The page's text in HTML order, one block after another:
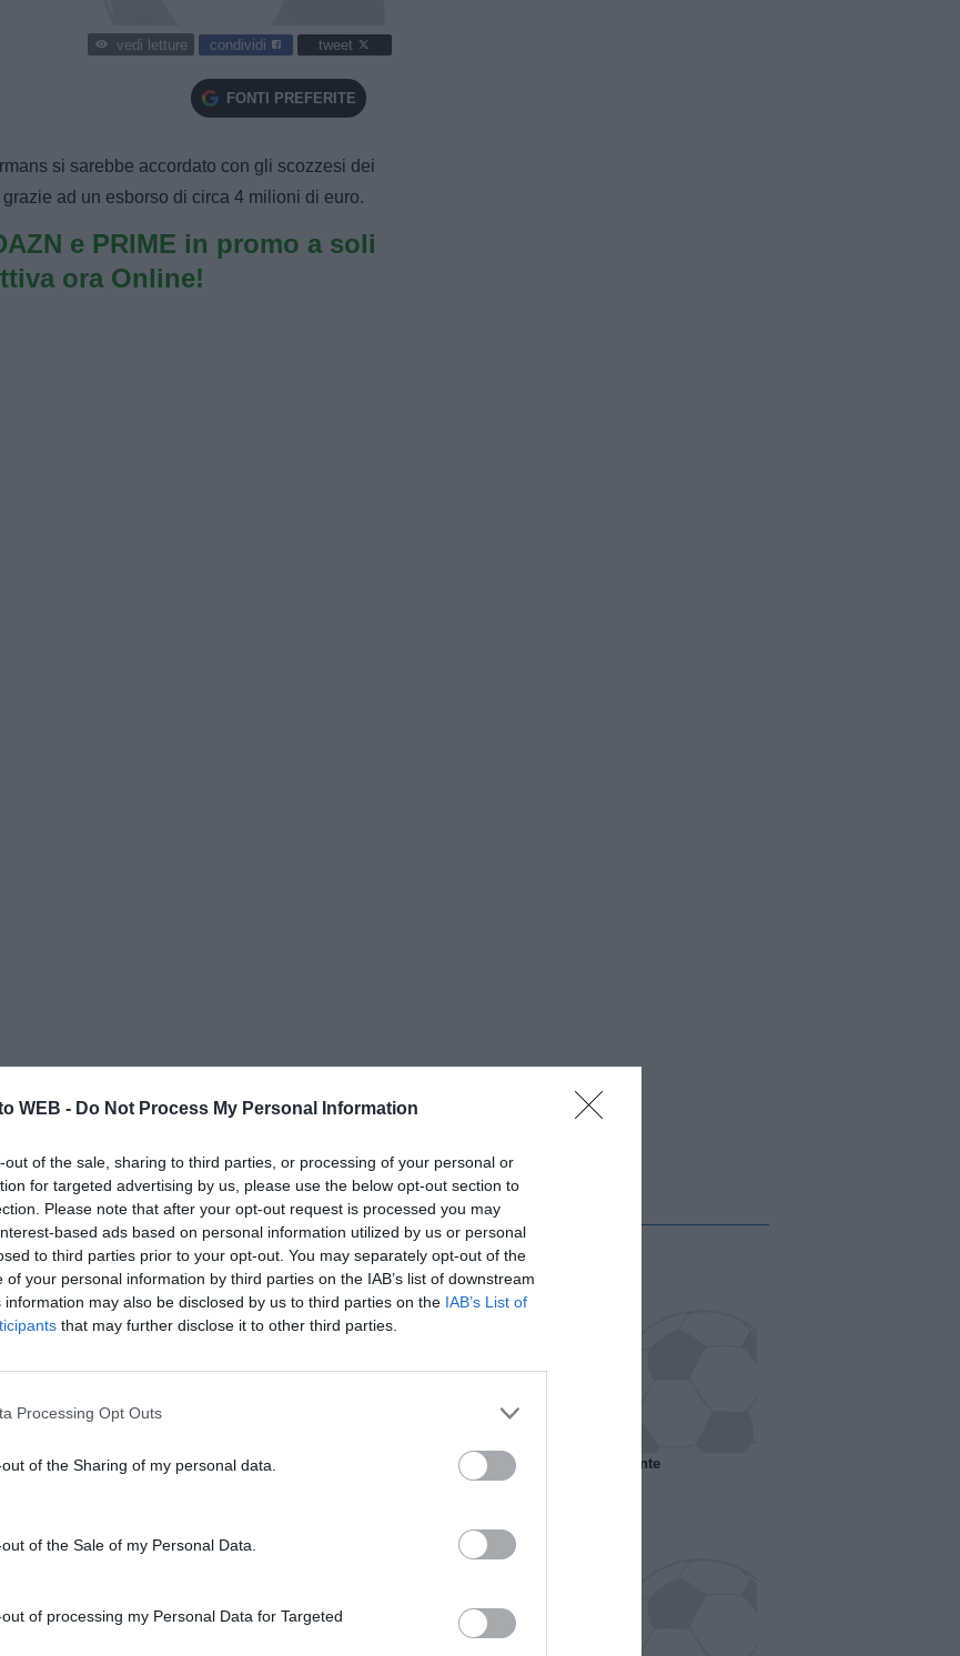
WEB - Do Not Process My Personal Information
out of the sale, sharing to third parties, or processing of your personal or
for targeted advertising by us, please use the below opt-out section to
Please note that after your opt-out request is processed you may
based ads based on personal information utilized by us or personal
to third parties prior to your opt-out. You may separately opt-out of the
of your personal information by third parties on the IAB’s list of downstream
information may also be disclosed by us to third parties on the IAB’s List of
that may further disclose it to other third parties.
Processing Opt Outs
of the Sharing of my personal data.
of the Sale of my Personal Data.
of processing my Personal Data for Targeted
vedi letture condividi tweet
FONTI PREFERITE
si sarebbe accordato con gli scozzesi dei
ad un esborso di circa 4 milioni di euro.
e PRIME in promo a soli
ora Online!
Il Rayo Vallecano spinge per Zamorano Francia, il Marsiglia senza presidente